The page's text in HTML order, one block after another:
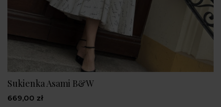
Sukienka Asami B&W
669,00 zł